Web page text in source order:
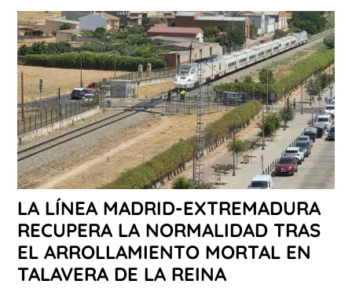
LA LÍNEA MADRID-EXTREMADURA
RECUPERA LA NORMALIDAD TRAS
EL ARROLLAMIENTO MORTAL EN
TALAVERA DE LA REINA